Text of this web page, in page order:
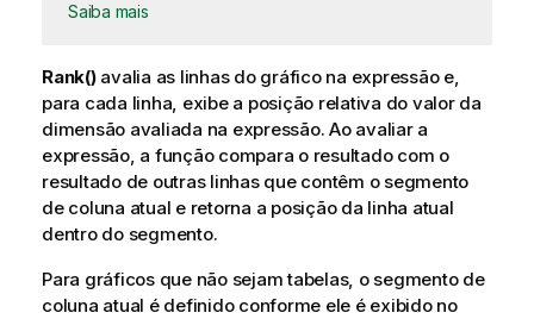
Saiba mais
Rank()avalia as linhas do gráfico na expressão e,
para cada linha, exibe a posição relativa do valor da
dimensão avaliada na expressão. Ao avaliar a
expressão, a função compara o resultado com o
resultado de outras linhas que contêm o segmento
de coluna atual e retorna a posição da linha atual
dentro do segmento.
Para gráficos que não sejam tabelas, o segmento de
coluna atual é definido conforme ele é exibido no